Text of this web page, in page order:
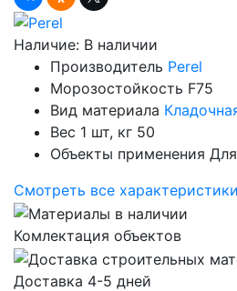
Наличие: В наличии
Производитель Perel
Морозостойкость F75
Вид материала
Вес 1 шт, кг 50
Объекты применения
Смотреть все характеристики
Комлектация объектов
Доставка 4-5 дней